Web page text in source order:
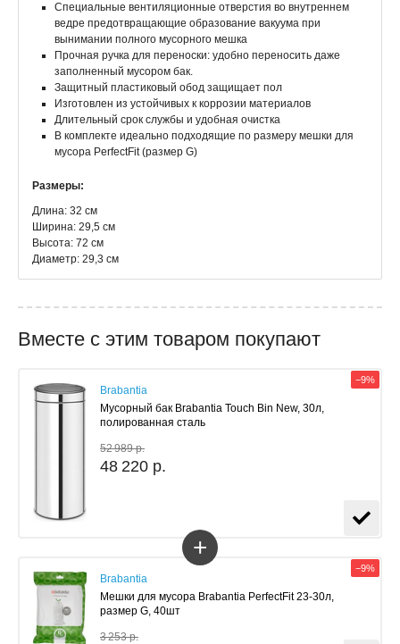
Специальные вентиляционные отверстия во внутреннем
ведре предотвращающие образование вакуума при
вынимании полного мусорного мешка
Прочная ручка для переноски: удобно переносить даже
заполненный мусором бак.
Защитный пластиковый обод защищает пол
Изготовлен из устойчивых к коррозии материалов
Длительный срок службы и удобная очистка
В комплекте идеально подходящие по размеру мешки для
мусора PerfectFit (размер G)
Размеры:
Длина: 32 см
Ширина: 29,5 см
Высота: 72 см
Диаметр: 29,3 см
Вместе с этим товаром покупают
Brabantia
Мусорный бак Brabantia Touch Bin New, 30л,
полированная сталь
52 989 р.
48 220 р.
−9%
+
Brabantia
Мешки для мусора Brabantia PerfectFit 23-30л,
размер G, 40шт
3 253 р.
−9%